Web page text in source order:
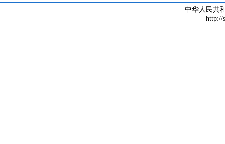
中华人民共
http://